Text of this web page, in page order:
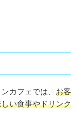
カフェでは、 お客
い食事やドリンク